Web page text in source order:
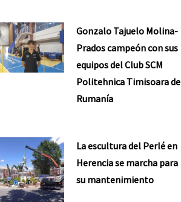
Gonzalo Tajuelo Molina-
Prados campeón con sus
equipos del Club SCM
Politehnica Timisoara de
Rumanía
La escultura del Perlé en
Herencia se marcha para
su mantenimiento